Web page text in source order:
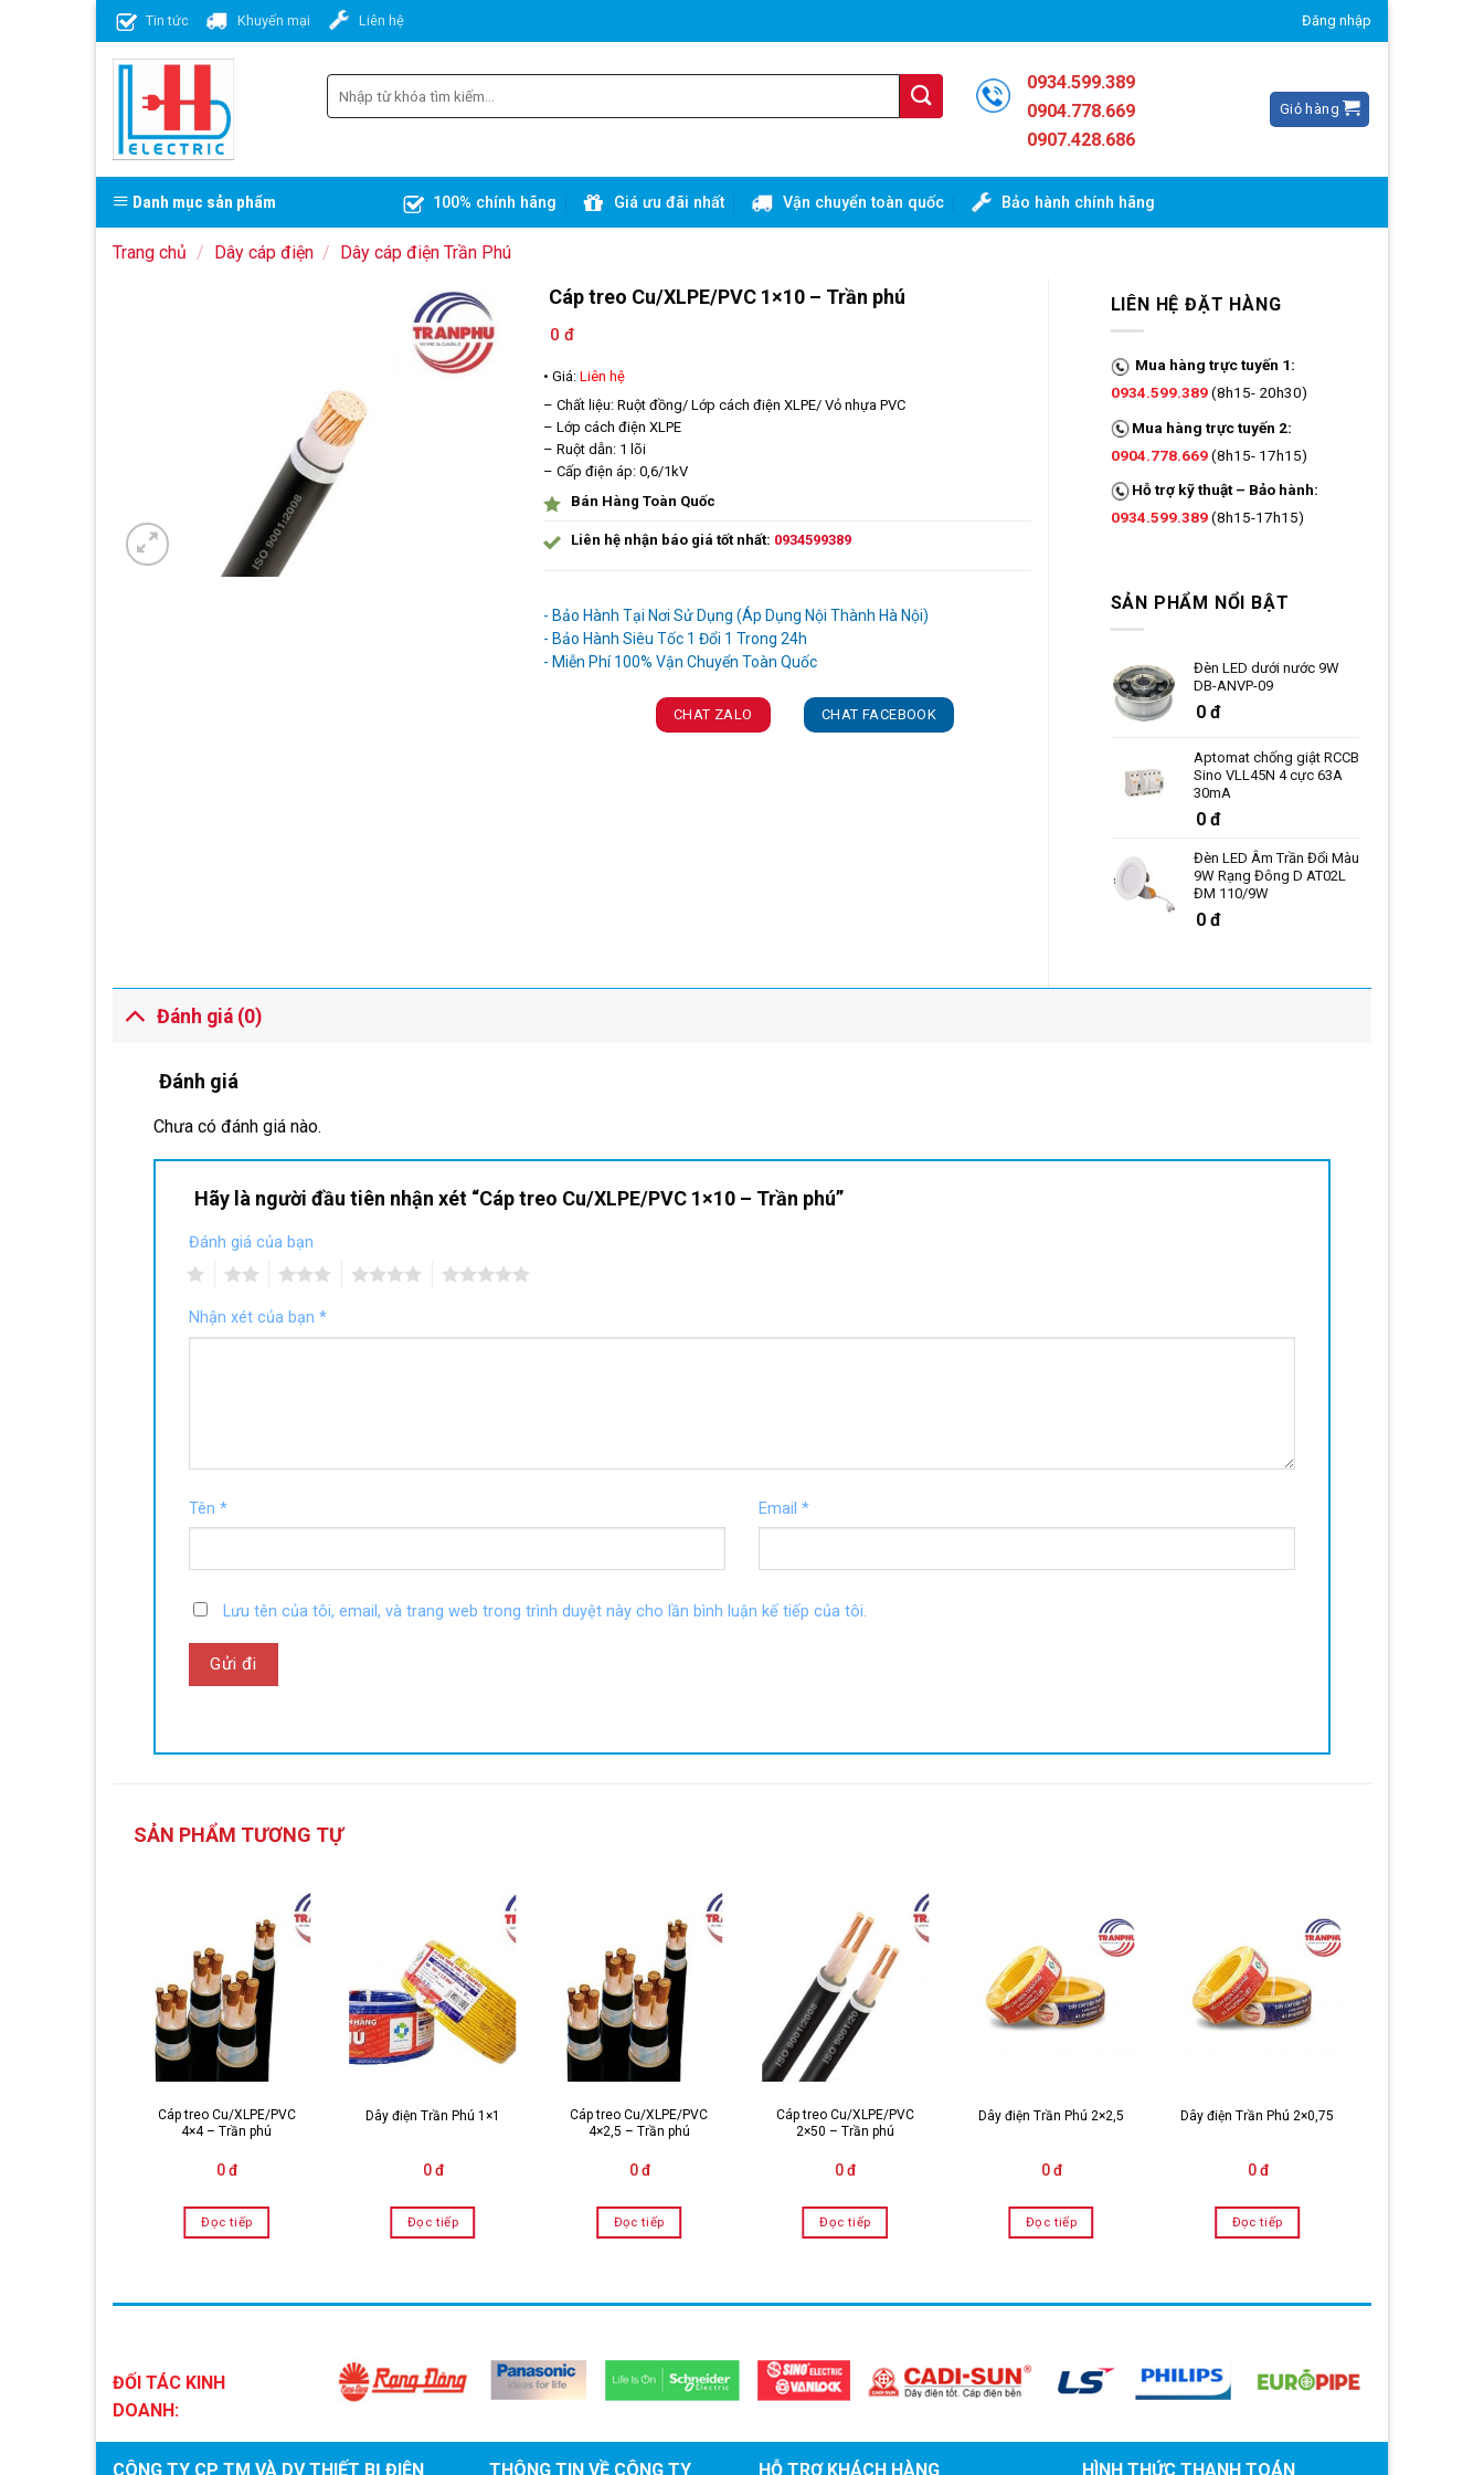
Skip
to
content
Tin tức Khuyến mại Liên hệ Đăng nhập
0934.599.389
0904.778.669
0907.428.686
Giỏ hàng
Danh mục sản phẩm 100% chính hãng Giá ưu đãi nhất Vận chuyển toàn quốc Bảo hành chính hãng
Trang chủ / Dây cáp điện / Dây cáp điện Trần Phú
Cáp treo Cu/XLPE/PVC 1×10 – Trần phú
0 đ
• Giá: Liên hệ
– Chất liệu: Ruột đồng/ Lớp cách điện XLPE/ Vỏ nhựa PVC
– Lớp cách điện XLPE
– Ruột dẫn: 1 lõi
– Cấp điện áp: 0,6/1kV
Bán Hàng Toàn Quốc
Liên hệ nhận báo giá tốt nhất: 0934599389
- Bảo Hành Tại Nơi Sử Dụng (Áp Dụng Nội Thành Hà Nội)
- Bảo Hành Siêu Tốc 1 Đổi 1 Trong 24h
- Miễn Phí 100% Vận Chuyển Toàn Quốc
CHAT ZALO CHAT FACEBOOK
LIÊN HỆ ĐẶT HÀNG
Mua hàng trực tuyến 1:
0934.599.389(8h15- 20h30)
Mua hàng trực tuyến 2:
0904.778.669(8h15- 17h15)
Hỗ trợ kỹ thuật – Bảo hành:
0934.599.389(8h15-17h15)
SẢN PHẨM NỔI BẬT
Đèn LED dưới nước 9W
DB-ANVP-09
0 đ
Aptomat chống giật RCCB
Sino VLL45N 4 cực 63A
30mA
0 đ
Đèn LED Âm Trần Đổi Màu
9W Rạng Đông D AT02L
ĐM 110/9W
0 đ
Đánh giá (0)
Đánh giá
Chưa có đánh giá nào.
Hãy là người đầu tiên nhận xét “Cáp treo Cu/XLPE/PVC 1×10 – Trần phú”
Đánh giá của bạn
Nhận xét của bạn *
Tên * Email *
Lưu tên của tôi, email, và trang web trong trình duyệt này cho lần bình luận kế tiếp của tôi.
SẢN PHẨM TƯƠNG TỰ
Cáp treo Cu/XLPE/PVC
4×4 – Trần phú
0 đ
Đọc tiếp
Dây điện Trần Phú 1×1
0 đ
Đọc tiếp
Cáp treo Cu/XLPE/PVC
4×2,5 – Trần phú
0 đ
Đọc tiếp
Cáp treo Cu/XLPE/PVC
2×50 – Trần phú
0 đ
Đọc tiếp
Dây điện Trần Phú 2×2,5
0 đ
Đọc tiếp
Dây điện Trần Phú 2×0,75
0 đ
Đọc tiếp
ĐỐI TÁC KINH
DOANH:
CÔNG TY CP TM VÀ DV THIẾT BỊ ĐIỆN THÔNG TIN VỀ CÔNG TY HỖ TRỢ KHÁCH HÀNG HÌNH THỨC THANH TOÁN